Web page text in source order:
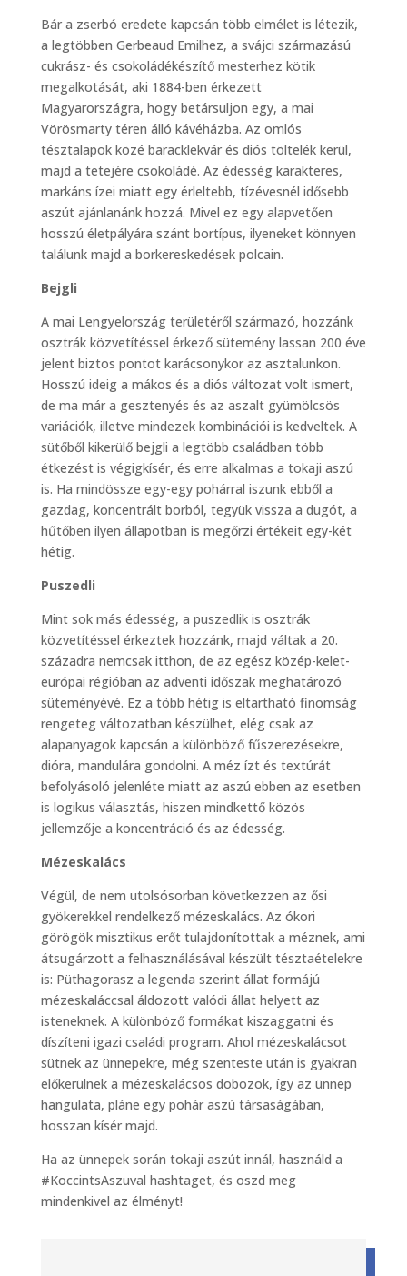
Bár a zserbó eredete kapcsán több elmélet is létezik,
a legtöbben Gerbeaud Emilhez, a svájci származású
cukrász- és csokoládékészítő mesterhez kötik
megalkotását, aki 1884-ben érkezett
Magyarországra, hogy betársuljon egy, a mai
Vörösmarty téren álló kávéházba. Az omlós
tésztalapok közé baracklekvár és diós töltelék kerül,
majd a tetejére csokoládé. Az édesség karakteres,
markáns ízei miatt egy érleltebb, tízévesnél idősebb
aszút ajánlanánk hozzá. Mivel ez egy alapvetően
hosszú életpályára szánt bortípus, ilyeneket könnyen
találunk majd a borkereskedések polcain.
Bejgli
A mai Lengyelország területéről származó, hozzánk
osztrák közvetítéssel érkező sütemény lassan 200 éve
jelent biztos pontot karácsonykor az asztalunkon.
Hosszú ideig a mákos és a diós változat volt ismert,
de ma már a gesztenyés és az aszalt gyümölcsös
variációk, illetve mindezek kombinációi is kedveltek. A
sütőből kikerülő bejgli a legtöbb családban több
étkezést is végigkísér, és erre alkalmas a tokaji aszú
is. Ha mindössze egy-egy pohárral iszunk ebből a
gazdag, koncentrált borból, tegyük vissza a dugót, a
hűtőben ilyen állapotban is megőrzi értékeit egy-két
hétig.
Puszedli
Mint sok más édesség, a puszedlik is osztrák
közvetítéssel érkeztek hozzánk, majd váltak a 20.
századra nemcsak itthon, de az egész közép-kelet-
európai régióban az adventi időszak meghatározó
süteményévé. Ez a több hétig is eltartható finomság
rengeteg változatban készülhet, elég csak az
alapanyagok kapcsán a különböző fűszerezésekre,
dióra, mandulára gondolni. A méz ízt és textúrát
befolyásoló jelenléte miatt az aszú ebben az esetben
is logikus választás, hiszen mindkettő közös
jellemzője a koncentráció és az édesség.
Mézeskalács
Végül, de nem utolsósorban következzen az ősi
gyökerekkel rendelkező mézeskalács. Az ókori
görögök misztikus erőt tulajdonítottak a méznek, ami
átsugárzott a felhasználásával készült tésztaételekre
is: Püthagorasz a legenda szerint állat formájú
mézeskaláccsal áldozott valódi állat helyett az
isteneknek. A különböző formákat kiszaggatni és
díszíteni igazi családi program. Ahol mézeskalácsot
sütnek az ünnepekre, még szenteste után is gyakran
előkerülnek a mézeskalácsos dobozok, így az ünnep
hangulata, pláne egy pohár aszú társaságában,
hosszan kísér majd.
Ha az ünnepek során tokaji aszút innál, használd a
#KoccintsAszuval hashtaget, és oszd meg
mindenkivel az élményt!